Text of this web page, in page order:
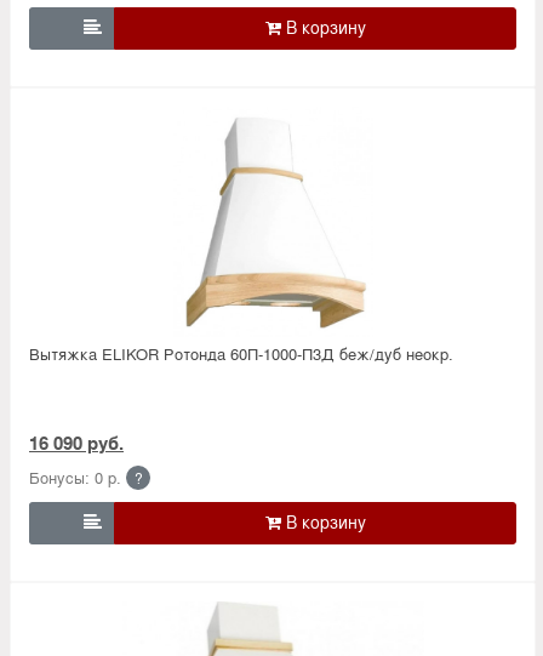

Вытяжка ELIKOR Ротонда 60П-1000-П3Д беж/дуб неокр.
16 090 руб.
Бонусы: 0 р. ?
